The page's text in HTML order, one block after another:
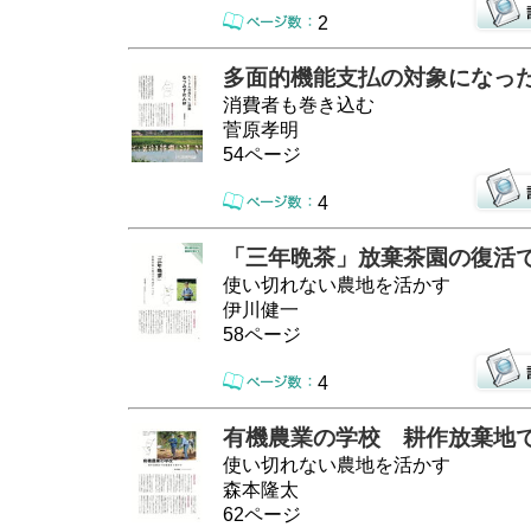
2
多面的機能支払の対象にな
消費者も巻き込む
菅原孝明
54ページ
4
「三年晩茶」放棄茶園の復活
使い切れない農地を活かす
伊川健一
58ページ
4
有機農業の学校 耕作放棄地
使い切れない農地を活かす
森本隆太
62ページ